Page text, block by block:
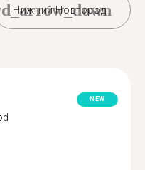
Нижний Новгород
NEW